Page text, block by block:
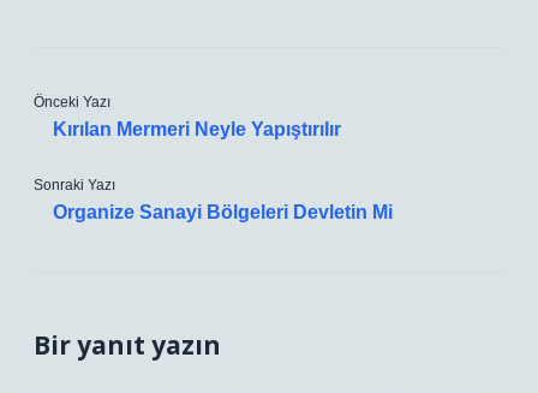
Önceki Yazı
Kırılan Mermeri Neyle Yapıştırılır
Sonraki Yazı
Organize Sanayi Bölgeleri Devletin Mi
Bir yanıt yazın